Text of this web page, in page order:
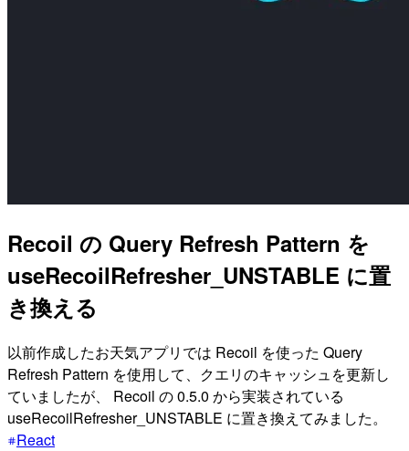
Recoil の Query Refresh Pattern を
useRecoilRefresher_UNSTABLE に置
き換える
以前作成したお天気アプリでは Recoil を使った Query
Refresh Pattern を使用して、クエリのキャッシュを更新し
ていましたが、 Recoil の 0.5.0 から実装されている
useRecoilRefresher_UNSTABLE に置き換えてみました。
React